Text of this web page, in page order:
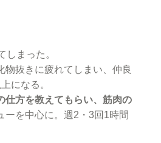
しまった。
抜きに疲れてしまい、仲良
になる。
仕方を教えてもらい、筋肉の
ーを中心に。週2・3回1時間